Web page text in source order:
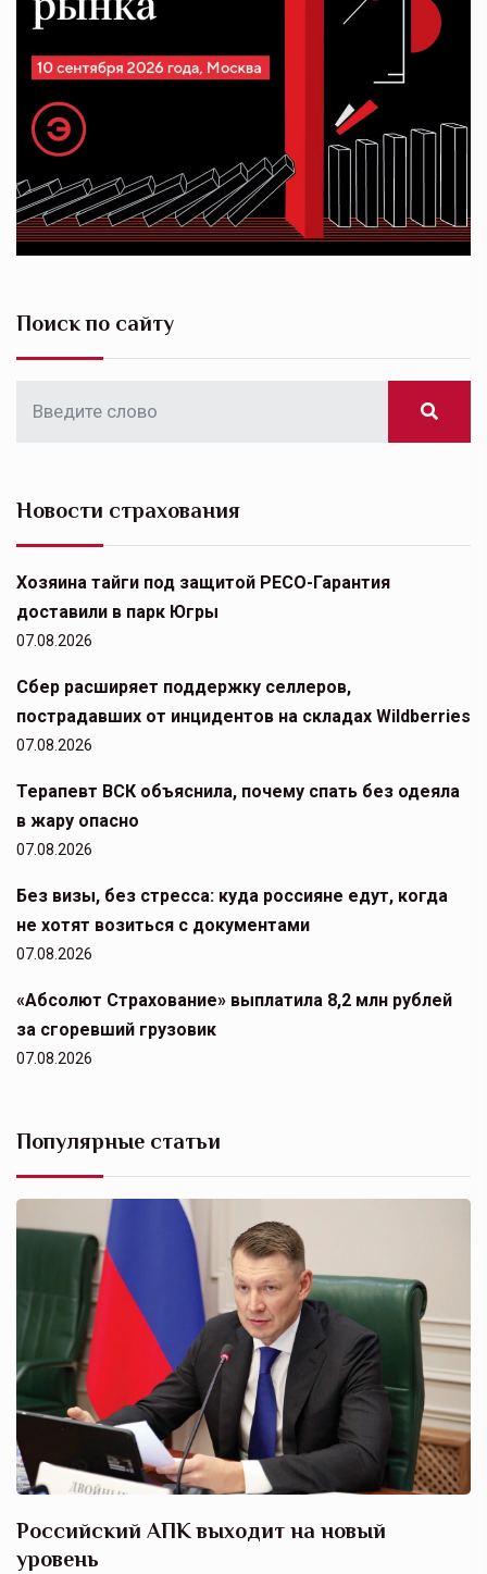
Поиск по сайту
Новости страхования
Хозяина тайги под защитой РЕСО-Гарантия
доставили в парк Югры
07.08.2026
Сбер расширяет поддержку селлеров,
пострадавших от инцидентов на складах Wildberries
07.08.2026
Терапевт ВСК объяснила, почему спать без одеяла
в жару опасно
07.08.2026
Без визы, без стресса: куда россияне едут, когда
не хотят возиться с документами
07.08.2026
«Абсолют Страхование» выплатила 8,2 млн рублей
за сгоревший грузовик
07.08.2026
Популярные статьи
Российский АПК выходит на новый
уровень